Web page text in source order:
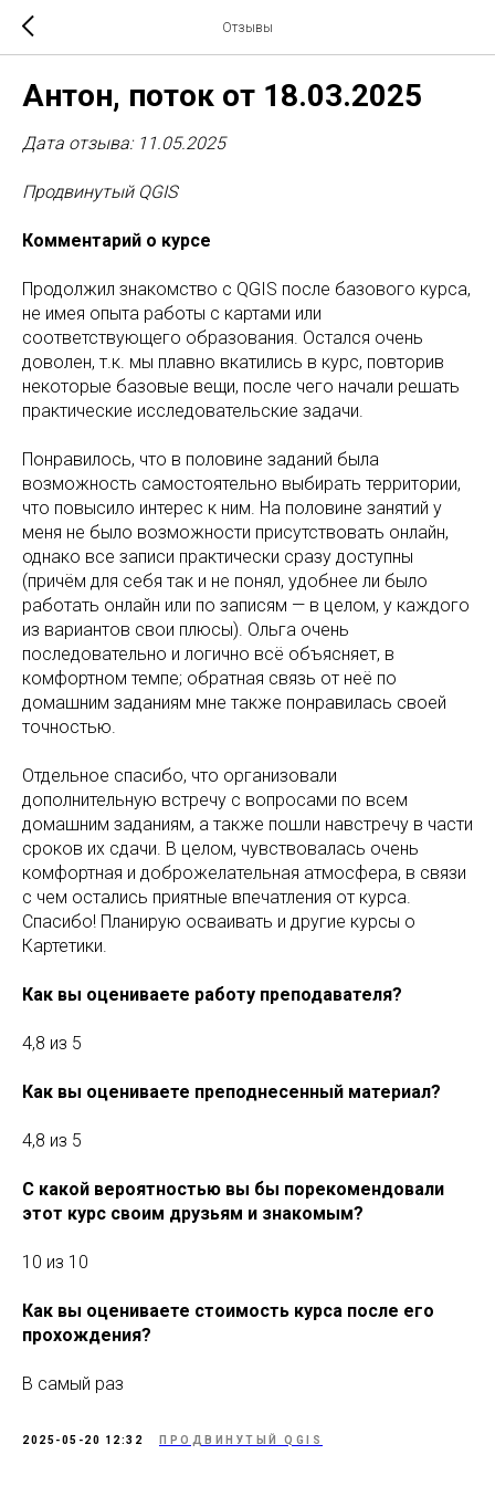
Отзывы
Антон, поток от 18.03.2025
Дата отзыва: 11.05.2025
Продвинутый QGIS
Комментарий о курсе
Продолжил знакомство с QGIS после базового курса,
не имея опыта работы с картами или
соответствующего образования. Остался очень
доволен, т.к. мы плавно вкатились в курс, повторив
некоторые базовые вещи, после чего начали решать
практические исследовательские задачи.
Понравилось, что в половине заданий была
возможность самостоятельно выбирать территории,
что повысило интерес к ним. На половине занятий у
меня не было возможности присутствовать онлайн,
однако все записи практически сразу доступны
(причём для себя так и не понял, удобнее ли было
работать онлайн или по записям — в целом, у каждого
из вариантов свои плюсы). Ольга очень
последовательно и логично всё объясняет, в
комфортном темпе; обратная связь от неё по
домашним заданиям мне также понравилась своей
точностью.
Отдельное спасибо, что организовали
дополнительную встречу с вопросами по всем
домашним заданиям, а также пошли навстречу в части
сроков их сдачи. В целом, чувствовалась очень
комфортная и доброжелательная атмосфера, в связи
с чем остались приятные впечатления от курса.
Спасибо! Планирую осваивать и другие курсы о
Картетики.
Как вы оцениваете работу преподавателя?
4,8 из 5
Как вы оцениваете преподнесенный материал?
4,8 из 5
С какой вероятностью вы бы порекомендовали
этот курс своим друзьям и знакомым?
10 из 10
Как вы оцениваете стоимость курса после его
прохождения?
В самый раз
2025-05-20 12:32 ПРОДВИНУТЫЙ QGIS